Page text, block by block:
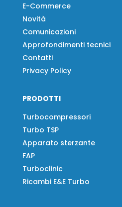
E-Commerce
Novità
Comunicazioni
Approfondimenti tecnici
Contatti
Privacy Policy
PRODOTTI
Turbocompressori
Turbo TSP
Apparato sterzante
FAP
Turboclinic
Ricambi E&E Turbo